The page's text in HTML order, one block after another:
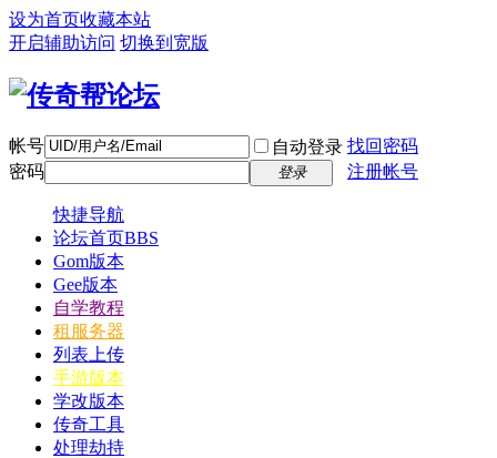
设为首页收藏本站
开启辅助访问 切换到宽版
帐号 自动登录 找回密码
密码
登录 注册帐号
快捷导航
论坛首页BBS
Gom版本
Gee版本
自学教程
租服务器
列表上传
手游版本
学改版本
传奇工具
处理劫持